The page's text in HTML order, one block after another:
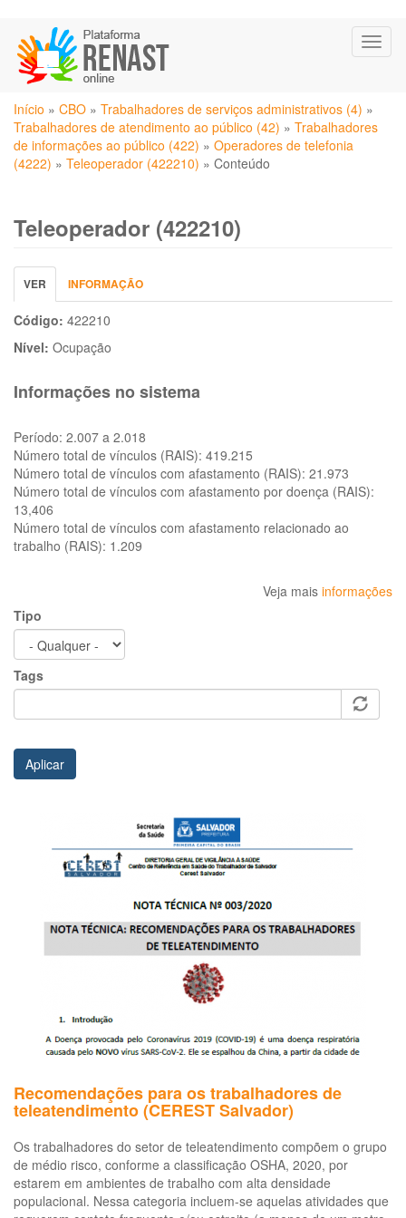
para
conteúdo
principal
Você
está
aqui
Início » CBO » Trabalhadores de serviços administrativos (4) »
Trabalhadores de atendimento ao público (42) » Trabalhadores
de informações ao público (422) » Operadores de telefonia
(4222) » Teleoperador (422210) » Conteúdo
Teleoperador (422210)
Abas
primárias
VER (ABA
ATIVA)
INFORMAÇÃO
Código: 422210
Nível: Ocupação
Informações no sistema
Período: 2.007 a 2.018
Número total de vínculos (RAIS): 419.215
Número total de vínculos com afastamento (RAIS): 21.973
Número total de vínculos com afastamento por doença (RAIS):
13,406
Número total de vínculos com afastamento relacionado ao
trabalho (RAIS): 1.209
Veja mais informações
Tipo
Tags
Aplicar
Recomendações para os trabalhadores de
teleatendimento (CEREST Salvador)
Os trabalhadores do setor de teleatendimento compõem o grupo
de médio risco, conforme a classificação OSHA, 2020, por
estarem em ambientes de trabalho com alta densidade
populacional. Nessa categoria incluem-se aquelas atividades que